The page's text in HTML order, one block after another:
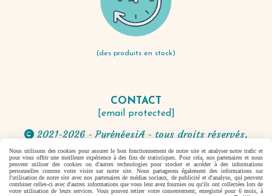
(des produits en stock)
CONTACT
[email protected]
 2021-2026 - PyrénéesiA - tous droits réservés.
Facebook est désactivé. Autoriser
Nous utilisons des cookies pour assurer le bon fonctionnement de notre site et analyser notre trafic et
pour vous offrir une meilleure expérience à des fins de statistiques. Pour cela, nos partenaires et nous
peuvent utiliser des cookies ou d'autres technologies pour stocker et accéder à des informations
personnelles comme votre visite sur notre site. Nous partageons également des informations sur
l'utilisation de notre site avec nos partenaires de médias sociaux, de publicité et d'analyse, qui peuvent
combiner celles-ci avec d'autres informations que vous leur avez fournies ou qu'ils ont collectées lors de
votre utilisation de leurs services. Vous pouvez retirer votre consentement, enregistré pour 6 mois, à